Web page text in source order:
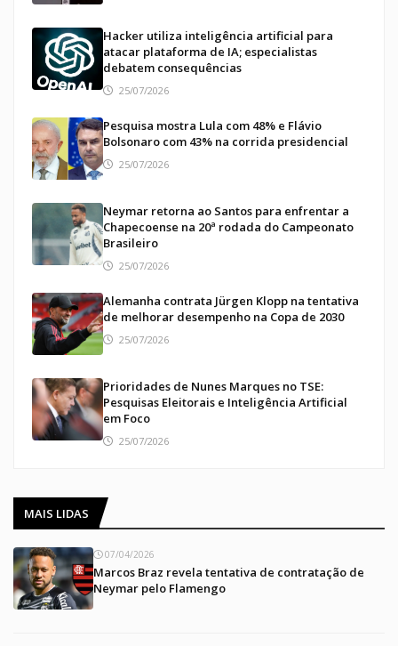
Hacker utiliza inteligência artificial para
atacar plataforma de IA; especialistas
debatem consequências
25/07/2026
Pesquisa mostra Lula com 48% e Flávio
Bolsonaro com 43% na corrida presidencial
25/07/2026
Neymar retorna ao Santos para enfrentar a
Chapecoense na 20ª rodada do Campeonato
Brasileiro
25/07/2026
Alemanha contrata Jürgen Klopp na tentativa
de melhorar desempenho na Copa de 2030
25/07/2026
Prioridades de Nunes Marques no TSE:
Pesquisas Eleitorais e Inteligência Artificial
em Foco
25/07/2026
MAIS LIDAS
07/04/2026
Marcos Braz revela tentativa de contratação de
Neymar pelo Flamengo